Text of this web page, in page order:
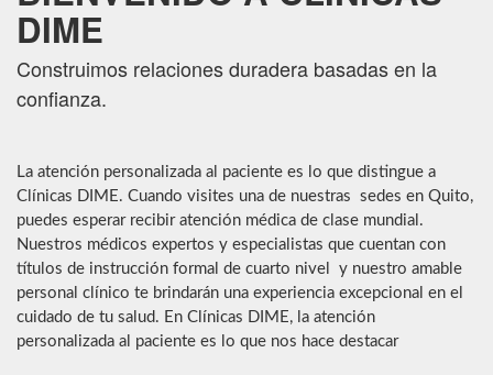
DIME
Construimos relaciones duradera basadas en la
confianza.
La atención personalizada al paciente es lo que distingue a
Clínicas DIME. Cuando visites una de nuestras sedes en Quito,
puedes esperar recibir atención médica de clase mundial.
Nuestros médicos expertos y especialistas que cuentan con
títulos de instrucción formal de cuarto nivel y nuestro amable
personal clínico te brindarán una experiencia excepcional en el
cuidado de tu salud. En Clínicas DIME, la atención
personalizada al paciente es lo que nos hace destacar